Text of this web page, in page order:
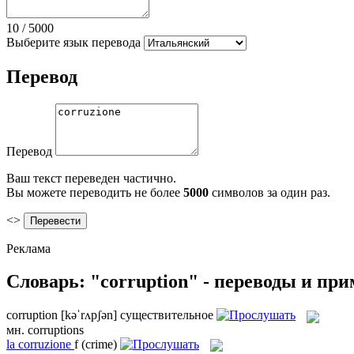
10 / 5000
Выберите язык перевода
Перевод
Перевод
Ваш текст переведен частично.
Вы можете переводить не более 5000 символов за один раз.
<>
Реклама
Словарь: "corruption" - переводы и
corruption [kəˈrʌpʃən] существительное
мн. corruptions
la corruzione f (crime)